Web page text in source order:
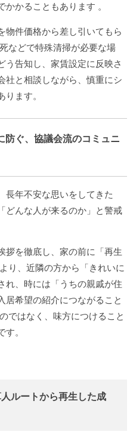
かかることもあります 。
物件価格から差し引いてもら
などで特殊清掃が必要な場
う告知し、家賃設定に反映さ
社と相談しながら、慎重にシ
ります。
防ぐ、協議会流のコミュニ
長年不安な思いをしてきた
どんな人が来るのか」と警戒
拶を徹底し、家の前に「再生
り、近隣の方から「きれいに
れ、時には「うちの親戚が住
居希望の紹介につながること
ではなく、味方につけること
。
ルートから再生した成